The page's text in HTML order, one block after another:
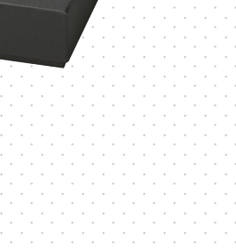
ペーパーバック
ポーチ
トムソンケース